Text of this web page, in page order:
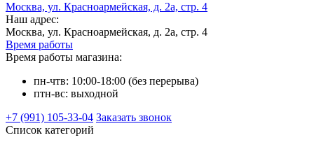
Москва, ул. Красноармейская, д. 2а, стр. 4
Наш адрес:
Москва, ул. Красноармейская, д. 2а, стр. 4
Время работы
Время работы магазина:
пн-чтв: 10:00-18:00 (без перерыва)
птн-вс: выходной
+7 (991) 105-33-04 Заказать звонок
Список категорий